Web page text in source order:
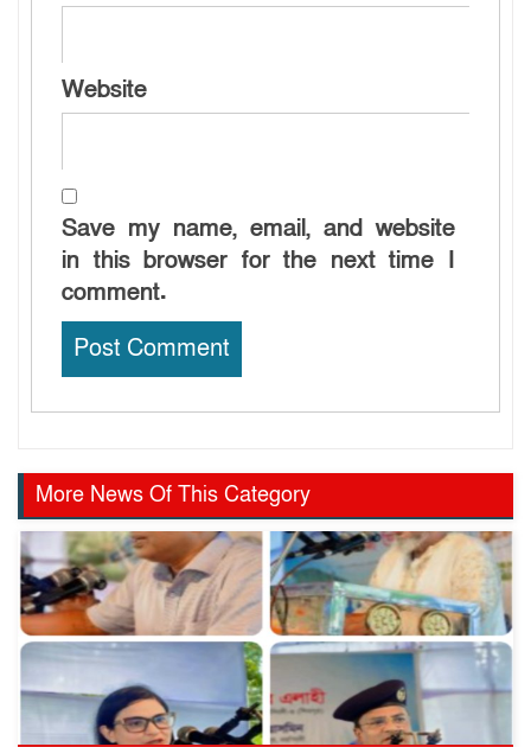
Website
Save my name, email, and website
in this browser for the next time I
comment.
More News Of This Category